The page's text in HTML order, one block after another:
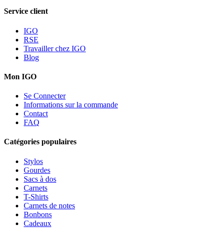
Service client
IGO
RSE
Travailler chez IGO
Blog
Mon IGO
Se Connecter
Informations sur la commande
Contact
FAQ
Catégories populaires
Stylos
Gourdes
Sacs à dos
Carnets
T-Shirts
Carnets de notes
Bonbons
Cadeaux